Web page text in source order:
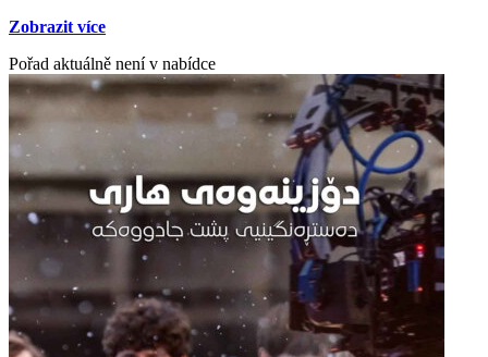
Zobrazit více
Pořad aktuálně není v nabídce